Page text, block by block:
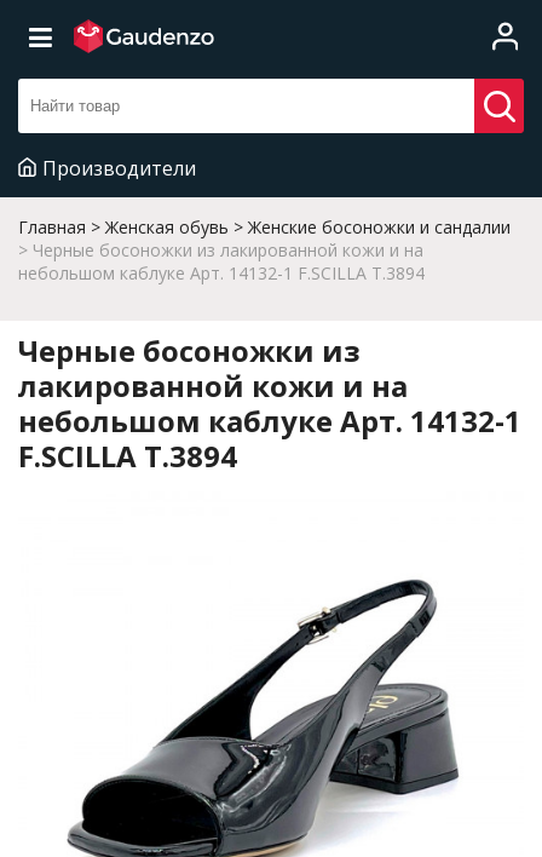
Производители
Главная Женская обувь
Женские босоножки и сандалии
Черные босоножки из лакированной кожи и на
небольшом каблуке Арт. 14132-1 F.SCILLA T.3894
Черные босоножки из
лакированной кожи и на
небольшом каблуке Арт. 14132-1
F.SCILLA T.3894